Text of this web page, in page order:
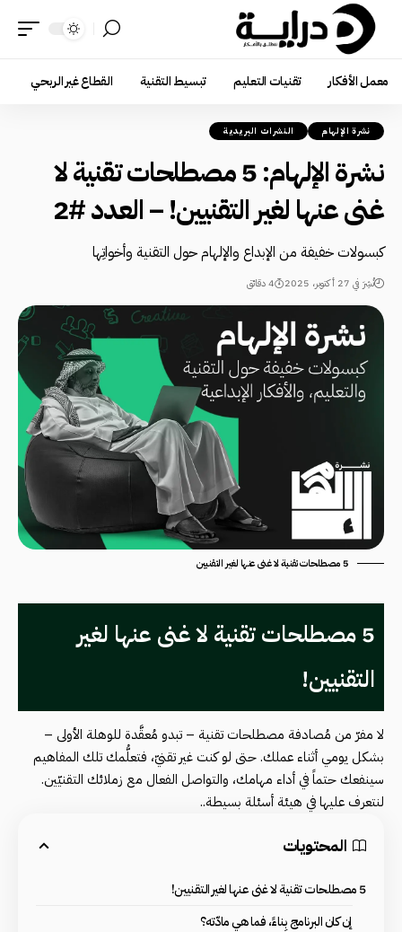
معمل الأفكار تقنيات التعليم تبسيط التقنية القطاع غير الربحي
نشرة الإلهام النشرات البريدية
نشرة الإلهام: 5 مصطلحات تقنية لا
غنى عنها لغير التقنيين! – العدد #2
كبسولات خفيفة من الإبداع والإلهام حول التقنية وأخواتِها
نُشِرَ في 27 أكتوبر، 2025 4 دقائق
5 مصطلحات تقنية لا غنى عنها لغير التقنيين
5 مصطلحات تقنية لا غنى عنها لغير
التقنيين!
لا مفرّ من مُصادفة مصطلحات تقنية – تبدو مُعقَّدة للوهلة الأولى –
بشكل يومي أثناء عملك. حتى لو كنت غير تقنيّ، فتعلُّمك تلك المفاهيم
سينفعك حتماً في أداء مهامك، والتواصل الفعال مع زملائك التقنيّين.
لنتعرف عليها في هيئة أسئلة بسيطة..
المحتويات
5 مصطلحات تقنية لا غنى عنها لغير التقنيين!
إن كان البرنامج بِناءً، فما هي مادّته؟